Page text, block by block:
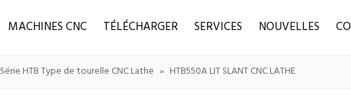
MACHINES CNC TÉLÉCHARGER SERVICES NOUVELLES
Série HTB Type de tourelle CNC Lathe » HTB550A LIT SLANT CNC LATHE